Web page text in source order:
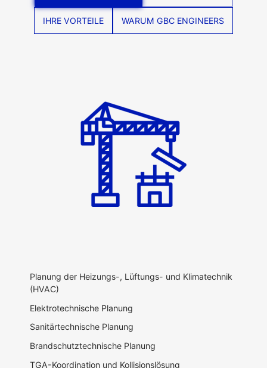
IHRE VORTEILE WARUM GBC ENGINEERS
Planung der Heizungs-, Lüftungs- und Klimatechnik
(HVAC)
Elektrotechnische Planung
Sanitärtechnische Planung
Brandschutztechnische Planung
TGA-Koordination und Kollisionslösung